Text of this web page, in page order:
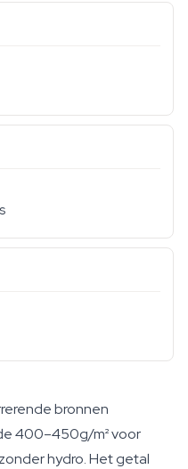
bronnen
400–450g/m² voor
hydro. Het getal